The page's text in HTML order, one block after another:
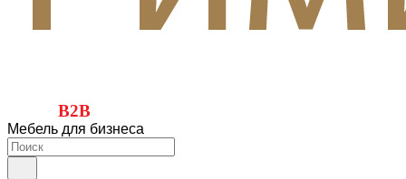
B2B
Мебель для бизнеса